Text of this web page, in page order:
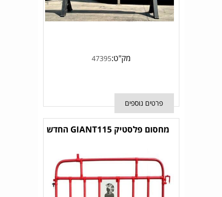
מק"ט:47395
פרטים נוספים
מחסום פלסטיק GIANT115 החדש